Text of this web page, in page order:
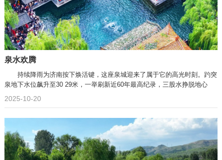
泉水欢腾
持续降雨为济南按下焕活键，这座泉城迎来了属于它的高光时刻。趵突
泉地下水位飙升至30 29米，一举刷新近60年最高纪录，三股水挣脱地心
2025-10-20